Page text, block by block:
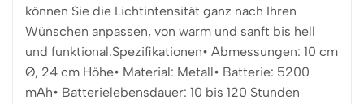
können Sie die Lichtintensität ganz nach Ihren
Wünschen anpassen, von warm und sanft bis hell
und funktional.Spezifikationen• Abmessungen: 10 cm
Ø, 24 cm Höhe• Material: Metall• Batterie: 5200
mAh• Batterielebensdauer: 10 bis 120 Stunden